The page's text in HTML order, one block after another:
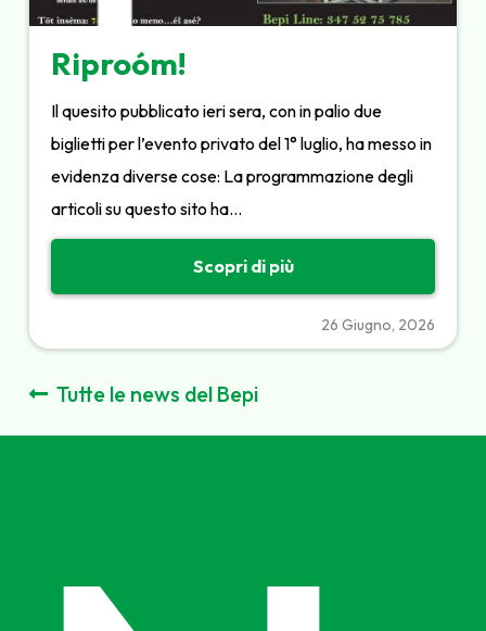
Riproóm!
Il quesito pubblicato ieri sera, con in palio due
biglietti per l’evento privato del 1° luglio, ha messo in
evidenza diverse cose: La programmazione degli
articoli su questo sito ha…
Scopri di più
26 Giugno, 2026
Tutte le news del Bepi